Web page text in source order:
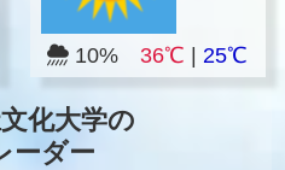
10%36℃ |25℃
化大学の
ーダー